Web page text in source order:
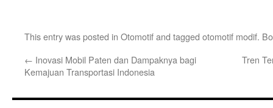
This entry was posted in Otomotifand tagged otomotif modif.
← Inovasi Mobil Paten dan Dampaknya bagi
Kemajuan Transportasi Indonesia
Tren